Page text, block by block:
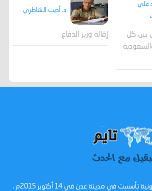
علي
بين كل
د. أديب الشاطري
إقالة وزير الدفاع
عدن تايم - صحيفة الكترونية تأسست في مدينة عدن في 14 أكتوبر 2015م ،